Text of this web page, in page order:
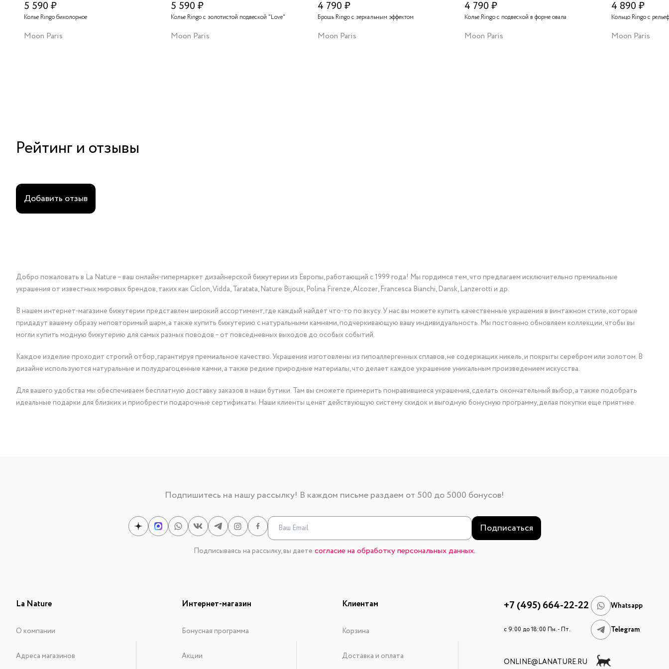
5 590 ₽
Колье Ringo биколорное
Moon Paris
5 590 ₽
Колье Ringo с золотистой подвеской "Love"
Moon Paris
4 790 ₽
Брошь Ringo с зеркальным эффектом
Moon Paris
4 790 ₽
Колье Ringo с подвеской в форме овала
Moon Paris
4 890 ₽
Кольцо Ringo с
Moon Paris
Рейтинг и отзывы
Добавить отзыв
Добро пожаловать в La Nature – ваш онлайн-гипермаркет дизайнерской бижутерии из Европы, работающий с 1999 года! Мы гордимся тем, что предлагаем исключительно премиальные
украшения от известных мировых брендов, таких как Ciclon, Vidda, Taratata, Nature Bijoux, Polina Firenze, Alcozer, Francesca Bianchi, Dansk, Lanzerotti и др.
В нашем интернет-магазине бижутерии представлен широкий ассортимент, где каждый найдет что-то по вкусу. У нас вы можете купить качественные украшения в винтажном стиле, которые
придадут вашему образу неповторимый шарм, а также купить бижутерию с натуральными камнями, подчеркивающую вашу индивидуальность. Мы постоянно обновляем коллекции, чтобы вы
могли купить модную бижутерию для самых разных поводов – от повседневных выходов до особых событий.
Каждое изделие проходит строгий отбор, гарантируя премиальное качество. Украшения изготовлены из гипоаллергенных сплавов, не содержащих никель, и покрыты серебром или золотом. В
дизайне используются натуральные и полудрагоценные камни, а также редкие природные материалы, что делает каждое украшение уникальным произведением искусства.
Для вашего удобства мы обеспечиваем бесплатную доставку заказов в наши бутики. Там вы сможете примерить понравившиеся украшения, сделать окончательный выбор, а также подобрать
идеальные подарки для близких и приобрести подарочные сертификаты. Наши клиенты ценят действующую систему скидок и выгодную бонусную программу, делая покупки еще приятнее.
Подпишитесь на нашу рассылку! В каждом письме раздаем от 500 до 5000 бонусов!
Подписаться
Подписываясь на рассылку, вы даете согласие на обработку персональных данных.
La Nature
О компании
Адреса магазинов
Интернет-магазин
Бонусная программа
Акции
Клиентам
Корзина
Доставка и оплата
+7 (495) 664-22-22 Whatsapp
c 9:00 до 18:00 Пн. - Пт. Telegram
ONLINE@LANATURE.RU